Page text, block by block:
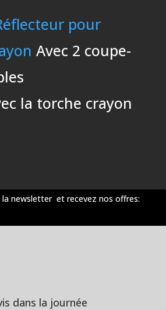
pour
Avec 2 coupe-
la torche crayon
la newsletter et recevez nos offres:
dans la journée